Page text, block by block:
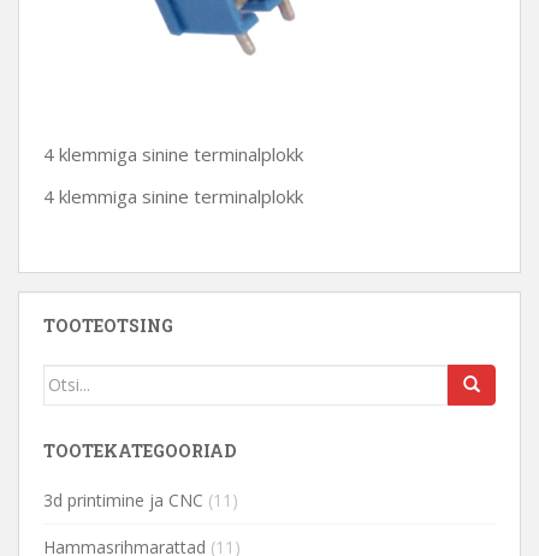
4 klemmiga sinine terminalplokk
4 klemmiga sinine terminalplokk
TOOTEOTSING
TOOTEKATEGOORIAD
3d printimine ja CNC (11)
Hammasrihmarattad (11)